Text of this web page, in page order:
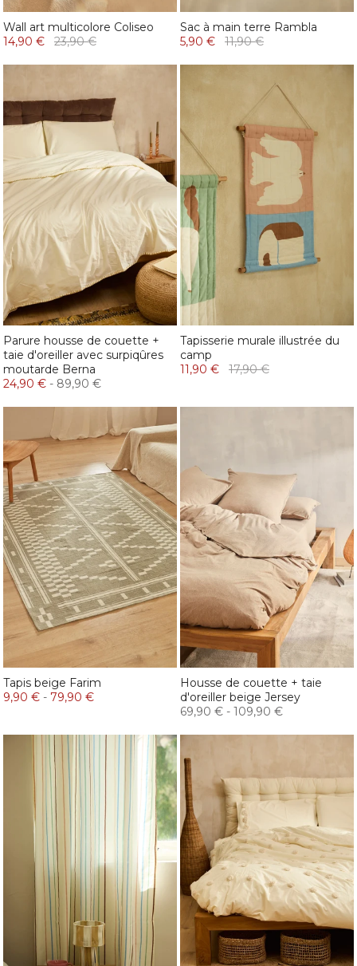
Wall art multicolore Coliseo
14,90 €
23,90 €
Sac à main terre Rambla
5,90 €
11,90 €
Parure housse de couette +
taie d'oreiller avec surpiqûres
moutarde Berna
24,90 € - 89,90 €
Tapisserie murale illustrée du
camp
11,90 €
17,90 €
Tapis beige Farim
9,90 € - 79,90 €
Housse de couette + taie
d'oreiller beige Jersey
69,90 € - 109,90 €